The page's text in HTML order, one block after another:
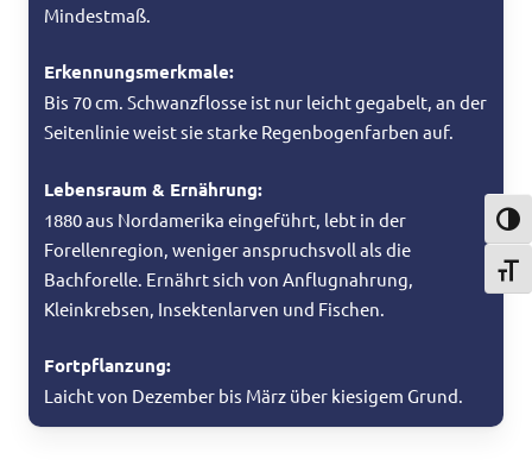
Mindestmaß.
Erkennungsmerkmale:
Bis 70 cm. Schwanzflosse ist nur leicht gegabelt, an der
Seitenlinie weist sie starke Regenbogenfarben auf.
Lebensraum & Ernährung:
1880 aus Nordamerika eingeführt, lebt in der
Forellenregion, weniger anspruchsvoll als die
Bachforelle. Ernährt sich von Anflugnahrung,
Kleinkrebsen, Insektenlarven und Fischen.
Fortpflanzung:
Laicht von Dezember bis März über kiesigem Grund.